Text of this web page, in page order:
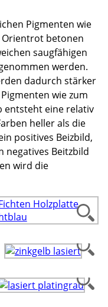
Pigmenten wie
betonen
saugfähigen
werden.
dadurch stärker
wie zum
entsteht eine relativ
heller als die
positives Beizbild,
negatives Beitzbild
wird die